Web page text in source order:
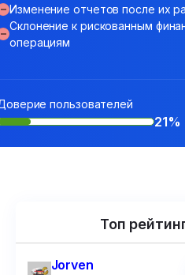
Изменение отчетов после их
Склонение к рискованным
операциям
пользователей
21%
Топ
Jorven